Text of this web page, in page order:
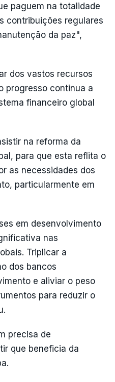
paguem na totalidade
contribuições regulares
da paz",
dos vastos recursos
progresso continua a
financeiro global
na reforma da
para que esta reflita o
as necessidades dos
particularmente em
em desenvolvimento
nas
Triplicar a
dos bancos
e aliviar o peso
para reduzir o
precisa de
que beneficia da